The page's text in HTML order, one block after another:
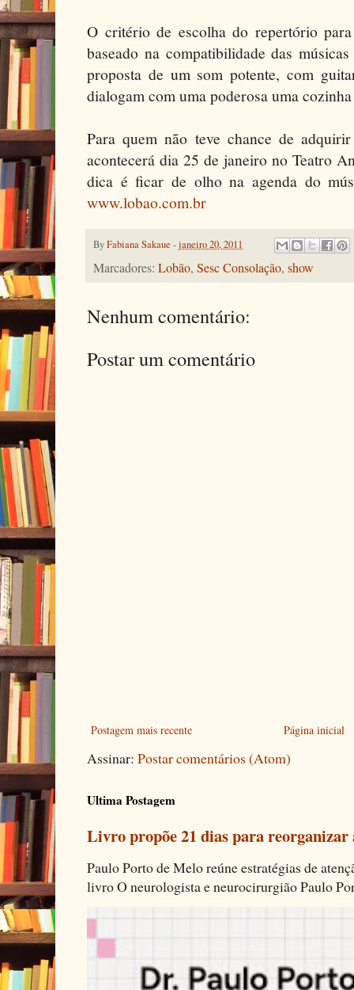
O critério de escolha do repertório
baseado na compatibilidade das
proposta de um som potente, com
dialogam com uma poderosa uma
Para quem não teve chance de
acontecerá dia 25 de janeiro no Teatro
dica é ficar de olho na agenda do
www.lobao.com.br
ByFabiana Sakaue -janeiro 20, 2011
Marcadores: Lobão, Sesc Consolação, show
Nenhum comentário:
Postar um comentário
Postagem mais recente Página inicial
Assinar: Postar comentários (Atom)
Ultima Postagem
Livro propõe 21 dias para
Paulo Porto de Melo reúne estratégias de
livro O neurologista e neurocirurgião Paulo